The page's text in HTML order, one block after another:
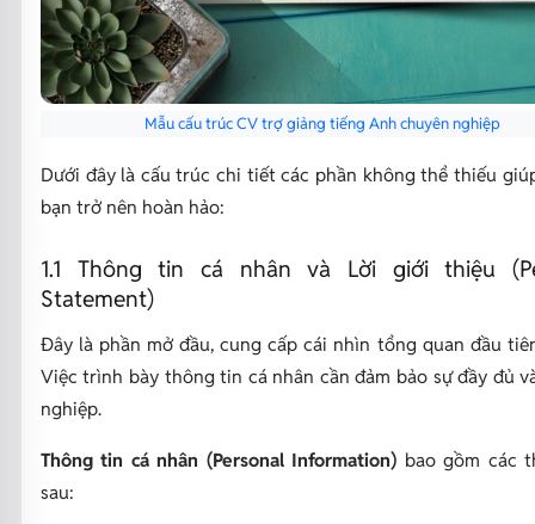
Mẫu cấu trúc CV trợ giảng tiếng Anh chuyên nghiệp
Dưới đây là cấu trúc chi tiết các phần không thể thiếu
bạn trở nên hoàn hảo:
1.1 Thông tin cá nhân và Lời giới thiệu
Statement)
Đây là phần mở đầu, cung cấp cái nhìn tổng quan đầu
Việc trình bày thông tin cá nhân cần đảm bảo sự đầy đủ
nghiệp.
Thông tin cá nhân (Personal Information) bao gồm các
sau: